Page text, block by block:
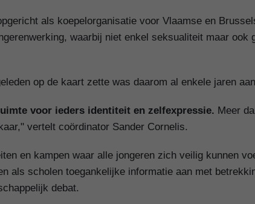
als koepelorganisatie voor Vlaamse en
waarbij niet enkel seksualiteit maar
op de kaart zette was daarom al enkele jaren
voor ieders identiteit en zelfexpressie. Meer
vertelt coördinator Sander Cornelis.
en kampen waar alle jongeren zich veilig kunnen
als scholen toegankelijke informatie aan met
debat.